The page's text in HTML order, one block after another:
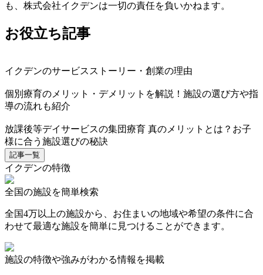
も、株式会社イクデンは一切の責任を負いかねます。
お役立ち記事
イクデンのサービスストーリー・創業の理由
個別療育のメリット・デメリットを解説！施設の選び方や指
導の流れも紹介
放課後等デイサービスの集団療育 真のメリットとは？お子
様に合う施設選びの秘訣
記事一覧
イクデンの特徴
全国の施設を簡単検索
全国4万以上の施設から、お住まいの地域や希望の条件に合
わせて最適な施設を簡単に見つけることができます。
施設の特徴や強みがわかる情報を掲載